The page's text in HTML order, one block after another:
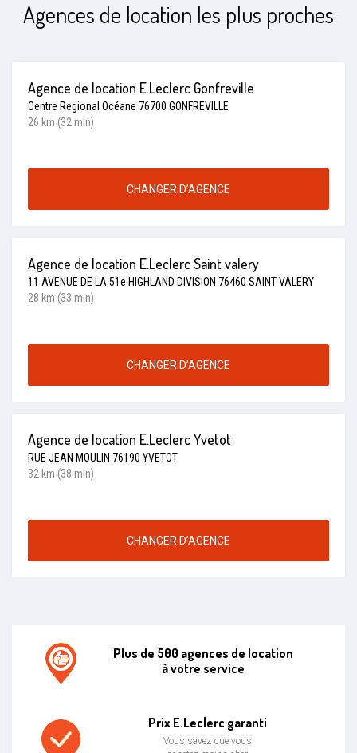
Agences de location les plus proches
Agence de location E.Leclerc Gonfreville
Centre Regional Océane 76700 GONFREVILLE
26 km (32 min)
CHANGER D’AGENCE
Agence de location E.Leclerc Saint valery
11 AVENUE DE LA 51e HIGHLAND DIVISION 76460 SAINT VALERY
28 km (33 min)
CHANGER D’AGENCE
Agence de location E.Leclerc Yvetot
RUE JEAN MOULIN 76190 YVETOT
32 km (38 min)
CHANGER D’AGENCE
Plus de 500 agences de location
à votre service
Prix E.Leclerc garanti
Vous savez que vous